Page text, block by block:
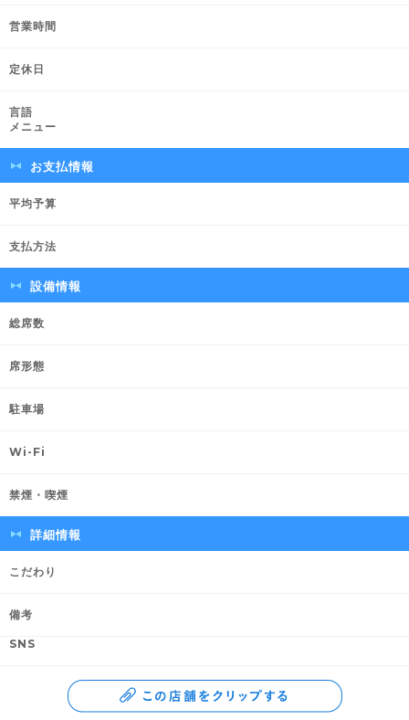
営業時間
定休日
言語
メニュー
お支払情報
平均予算
支払方法
設備情報
総席数
席形態
駐車場
Wi-Fi
禁煙・喫煙
詳細情報
こだわり
備考
SNS